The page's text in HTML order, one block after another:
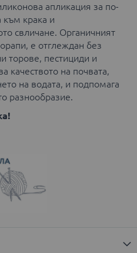
апликация за по-
към крака и
свличане. Органичният
е отглеждан без
торове, пестициди и
качеството на почвата,
на водата, и подпомага
разнообразие.